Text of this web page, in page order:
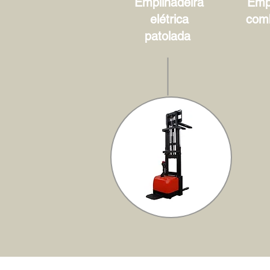
elétrica
patolada